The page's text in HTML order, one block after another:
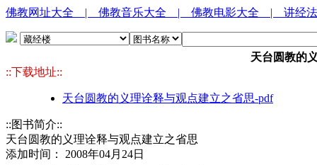
佛教网址大全 | 佛教音乐大全 | 佛教电影大全 | 讲经
天台圆教的
::下载地址::
天台圆教的义理诠释与观点建立之省思-pdf
::图书简介::
天台圆教的义理诠释与观点建立之省思
添加时间： 2008年04月24日